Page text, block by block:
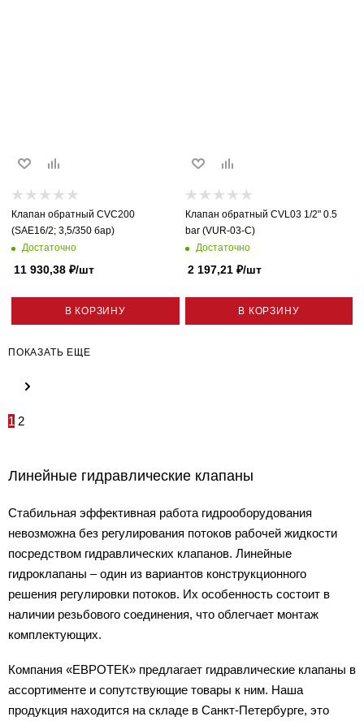
Клапан обратный CVC200
(SAE16/2; 3,5/350 бар)
Достаточно
11 930,38 ₽/шт
В КОРЗИНУ
Клапан обратный CVL03 1/2" 0.5
bar (VUR-03-C)
Достаточно
2 197,21₽/шт
В КОРЗИНУ
ПОКАЗАТЬ ЕЩЕ
1 2
Линейные гидравлические клапаны
Стабильная эффективная работа гидрооборудования
невозможна без регулирования потоков рабочей жидкости
посредством гидравлических клапанов. Линейные
гидроклапаны – один из вариантов конструкционного
решения регулировки потоков. Их особенность состоит в
наличии резьбового соединения, что облегчает монтаж
комплектующих.
Компания «ЕВРОТЕК» предлагает гидравлические клапаны в
ассортименте и сопутствующие товары к ним. Наша
продукция находится на складе в Санкт-Петербурге, это